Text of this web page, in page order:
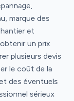
marque des
et
un prix
plusieurs devis
le coût de la
des éventuels
sérieux